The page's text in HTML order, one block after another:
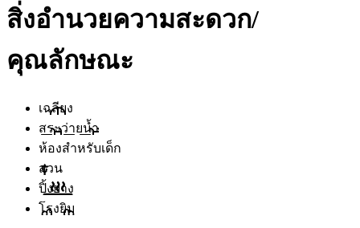
สิ่งอำนวยความสะดวก/
คุณลักษณะ
เฉลียง
สระว่ายน้ำ
ห้องสำหรับเด็ก
สวน
ปิ้งย่าง
โรงยิม